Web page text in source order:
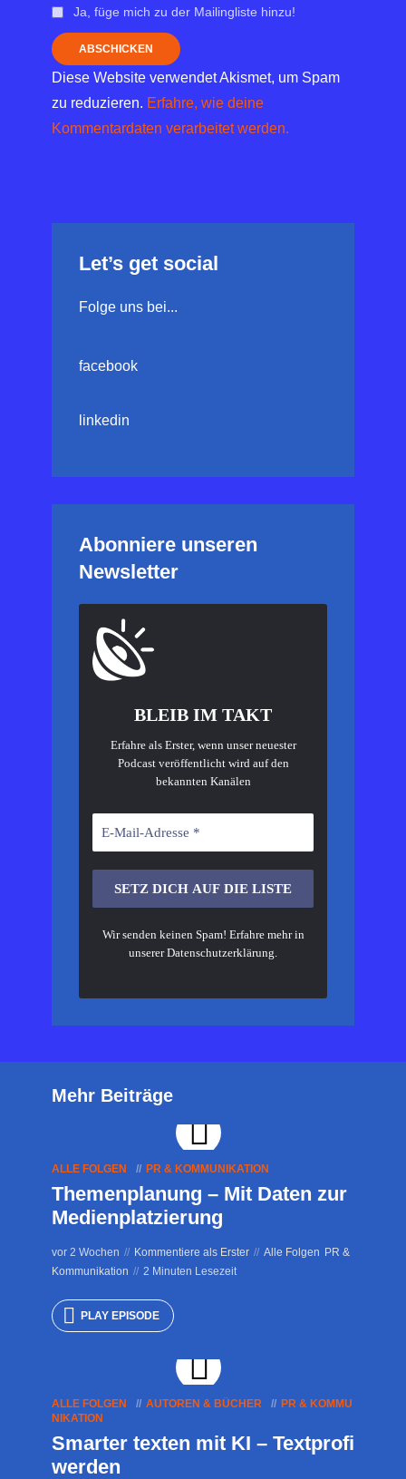
Ja, füge mich zu der Mailingliste hinzu!
Diese Website verwendet Akismet, um Spam
zu reduzieren. Erfahre, wie deine
Kommentardaten verarbeitet werden.
Let’s get social
Folge uns bei...
facebook
linkedin
Abonniere unseren
Newsletter
BLEIB IM TAKT
Erfahre als Erster, wenn unser neuester
Podcast veröffentlicht wird auf den
bekannten Kanälen
Wir senden keinen Spam! Erfahre mehr in
unsererDatenschutzerklärung.
Mehr Beiträge
ALLE FOLGEN PR & KOMMUNIKATION
Themenplanung – Mit Daten zur
Medienplatzierung
vor 2 Wochen Kommentiere als Erster Alle Folgen PR &
Kommunikation
2 Minuten Lesezeit
PLAY EPISODE
ALLE FOLGEN AUTOREN & BÜCHER
PR & KOMMU
NIKATION
Smarter texten mit KI – Textprofi
werden